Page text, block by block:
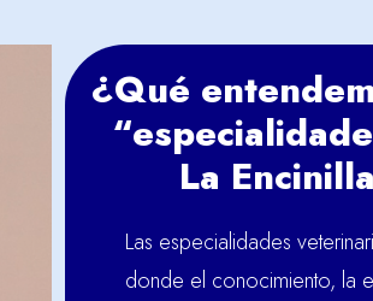
¿Qué
La
Las especialidades
donde el conocimiento, la